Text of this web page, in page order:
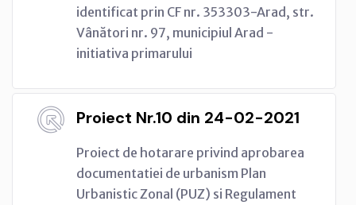
identificat prin CF nr. 353303-Arad, str.
Vânători nr. 97, municipiul Arad -
initiativa primarului
Proiect Nr.10 din 24-02-2021
Proiect de hotarare privind aprobarea
documentatiei de urbanism Plan
Urbanistic Zonal (PUZ) si Regulament